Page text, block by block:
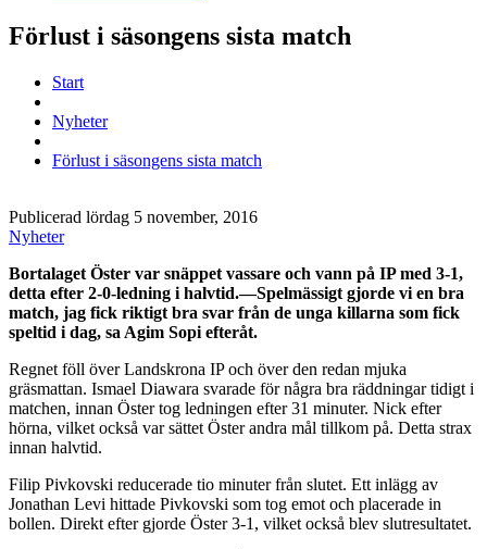
Förlust i säsongens sista match
Start
Nyheter
Förlust i säsongens sista match
Publicerad lördag 5 november, 2016
Nyheter
Bortalaget Öster var snäppet vassare och vann på IP med 3-1,
detta efter 2-0-ledning i halvtid.—Spelmässigt gjorde vi en bra
match, jag fick riktigt bra svar från de unga killarna som fick
speltid i dag, sa Agim Sopi efteråt.
Regnet föll över Landskrona IP och över den redan mjuka
gräsmattan. Ismael Diawara svarade för några bra räddningar tidigt i
matchen, innan Öster tog ledningen efter 31 minuter. Nick efter
hörna, vilket också var sättet Öster andra mål tillkom på. Detta strax
innan halvtid.
Filip Pivkovski reducerade tio minuter från slutet. Ett inlägg av
Jonathan Levi hittade Pivkovski som tog emot och placerade in
bollen. Direkt efter gjorde Öster 3-1, vilket också blev slutresultatet.